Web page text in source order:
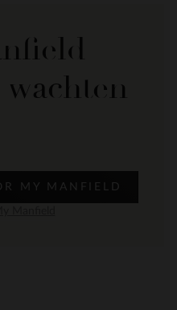
MY MANFIELD